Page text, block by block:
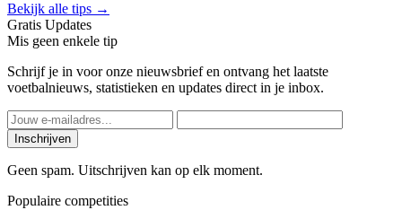
Bekijk alle tips →
Gratis Updates
Mis geen enkele tip
Schrijf je in voor onze nieuwsbrief en ontvang het laatste
voetbalnieuws, statistieken en updates direct in je inbox.
Inschrijven
Geen spam. Uitschrijven kan op elk moment.
Populaire competities